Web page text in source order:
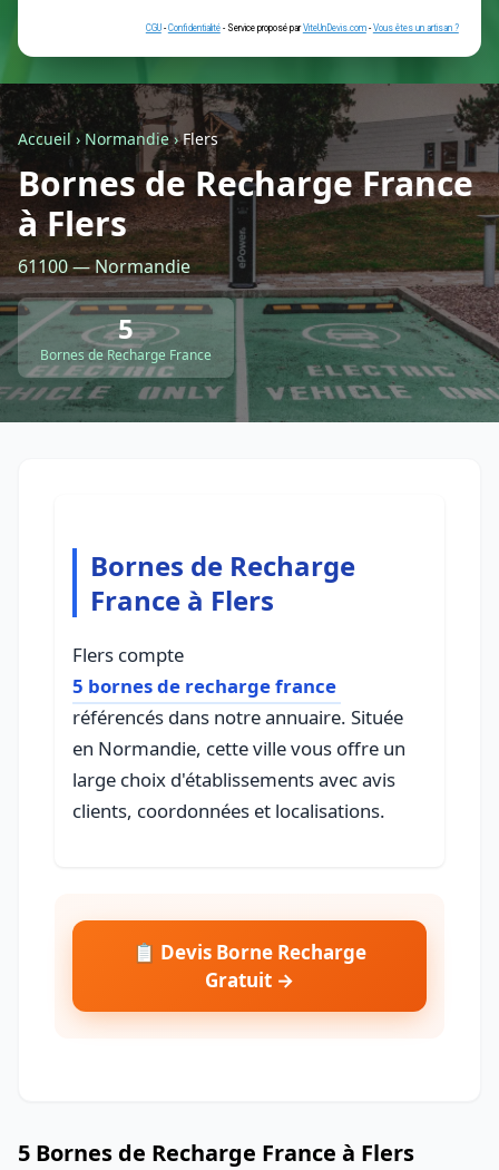
Je ne sais pas encore
Autre
Retour à la liste des métiers
CGU-Confidentialité- Service proposé parViteUnDevis.com-Vous
Accueil› Normandie›Flers
Bornes de Recharge France
à Flers
61100 — Normandie
5
Bornes de Recharge France
Bornes de Recharge
France à Flers
Flers compte
5 bornes de recharge france
référencés dans notre annuaire. Située
en Normandie, cette ville vous offre un
large choix d'établissements avec avis
clients, coordonnées et localisations.
📋 Devis Borne Recharge
Gratuit →
5 Bornes de Recharge France à Flers